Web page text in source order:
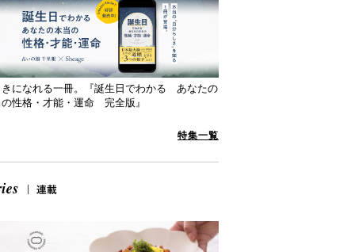
きになれる一冊。『誕生日でわかる あなたの
性格・才能・運命 完全版』
特集一覧